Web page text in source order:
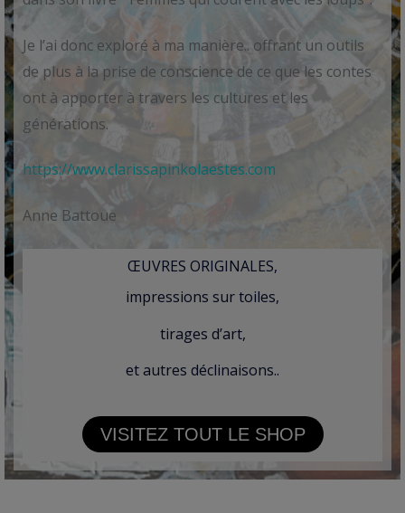
Je l’ai donc exploré à ma manière.. offrant un outils
de plus à la prise de conscience de ce que les contes
ont à apporter à travers les cultures et les
générations.
https://www.clarissapinkolaestes.com
Anne Battoue
ŒUVRES ORIGINALES,
impressions sur toiles,
tirages d’art,
et autres déclinaisons..
VISITEZ TOUT LE SHOP